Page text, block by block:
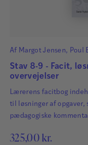
Af Margot Jensen, Poul
René Nielsen
Stav 8-9 - Facit,
overvejelser
Lærerens facitbog
til løsninger af opgaver,
pædagogiske
325,00 kr.